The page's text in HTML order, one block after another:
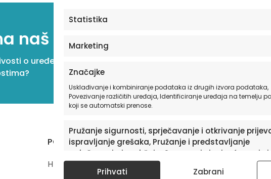
Statistika
Marketing
Značajke
Usklađivanje i kombiniranje podataka iz drugih izvora podataka,
Povezivanje različitih uređaja, Identificiranje uređaja na temelju
koji se automatski prenose.
Pružanje sigurnosti, sprječavanje i otkrivanje
ispravljanje grešaka, Pružanje i predstavljanje
oglašavanja i sadržaja, Spremanje i priopćavanje
u pogledu privatnosti.
Prihvati Zabrani
naš Newsletter
o uređenju doma te informacije o
PONUDA
HIAWorkshop® – Autorske kolekcije
INFORMACIJE
O nama –